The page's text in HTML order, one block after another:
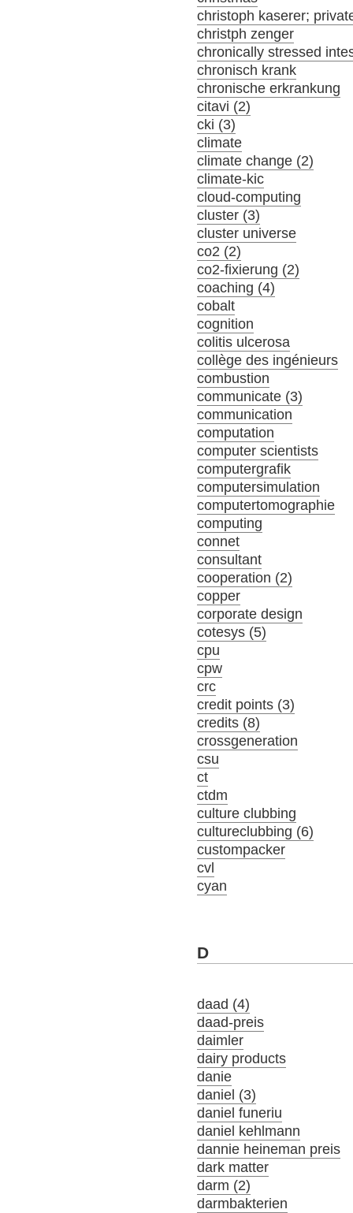
christoph kaserer;
christph zenger
chronically stressed
chronisch krank
chronische erkrankung
citavi (2)
cki (3)
climate
climate change (2)
climate-kic
cloud-computing
cluster (3)
cluster universe
co2 (2)
co2-fixierung (2)
coaching (4)
cobalt
cognition
colitis ulcerosa
collège des ingénieurs
combustion
communicate (3)
communication
computation
computer scientists
computergrafik
computersimulation
computertomographie
computing
connet
consultant
cooperation (2)
copper
corporate design
cotesys (5)
cpu
cpw
crc
credit points (3)
credits (8)
crossgeneration
csu
ct
ctdm
culture clubbing
cultureclubbing (6)
custompacker
cvl
cyan
D
daad (4)
daad-preis
daimler
dairy products
danie
daniel (3)
daniel funeriu
daniel kehlmann
dannie heineman preis
dark matter
darm (2)
darmbakterien